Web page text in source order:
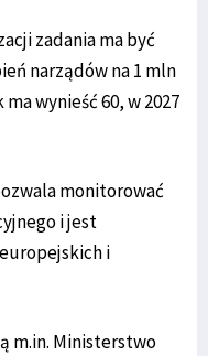
zadania ma być
narządów na 1 mln
wynieść 60, w 2027
monitorować
i jest
i
m.in. Ministerstwo